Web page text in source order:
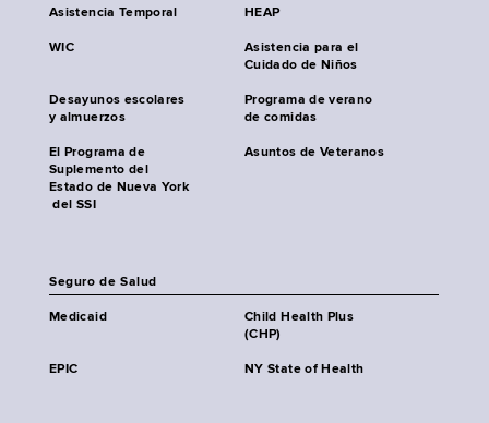
Asistencia Temporal HEAP
WIC
Asistencia para el
Cuidado de Niños
Desayunos escolares
y almuerzos
Programa de verano
de comidas
El Programa de
Suplemento del
Estado de Nueva York
del SSI
Asuntos de Veteranos
Seguro de Salud
Medicaid
Child Health Plus
(CHP)
EPIC NY State of Health